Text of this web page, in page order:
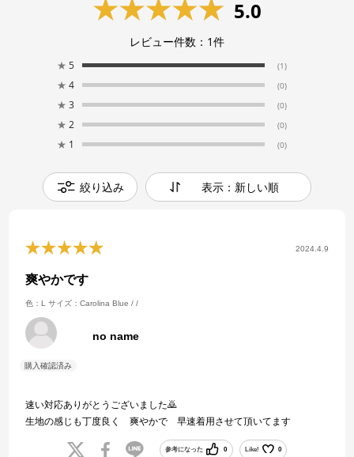
5.0
レビュー件数： 1件
★ 5 (1)
★ 4 (0)
★ 3 (0)
★ 2 (0)
★ 1 (0)
絞り込み 表示：新しい順
2024.4.9
爽やかです
色：L サイズ：Carolina Blue / /
no name
速い対応ありがとうございました🙇
生地の感じも丁度良く 爽やかで 早速着用させて頂いてます
参考になった 0 Like! 0